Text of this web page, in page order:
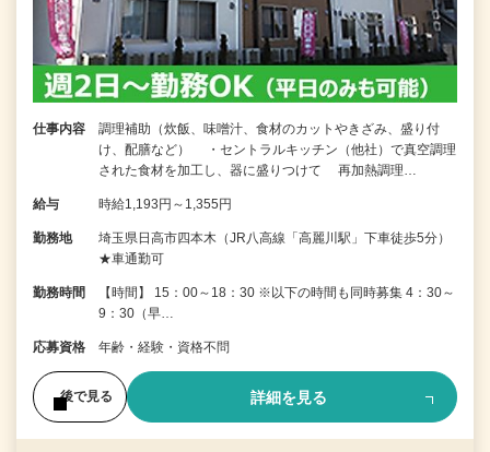
仕事内容
調理補助（炊飯、味噌汁、食材のカットやきざみ、盛り付
け、配膳など） ・セントラルキッチン（他社）で真空調理
された食材を加工し、器に盛りつけて 再加熱調理…
給与 時給1,193円～1,355円
勤務地
埼玉県日高市四本木（JR八高線「高麗川駅」下車徒歩5分）
★車通勤可
勤務時間
【時間】 15：00～18：30 ※以下の時間も同時募集 4：30～
9：30（早…
応募資格 年齢・経験・資格不問
後で見る 詳細を見る